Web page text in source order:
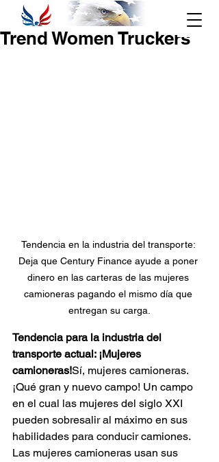
Seguimiento
888-684-
Haga clic aquí
Trend Women Truckers
Tendencia en la industria del transporte:
Deja que Century Finance ayude a poner
dinero en las carteras de las mujeres
camioneras pagando el mismo día que
entregan su carga.
Tendencia para la industria del
transporte actual: ¡Mujeres
camioneras!Sí, mujeres camioneras.
¡Qué gran y nuevo campo! Un campo
en el cual las mujeres del siglo XXI
pueden sobresalir al máximo en sus
habilidades para conducir camiones.
Las mujeres camioneras usan sus